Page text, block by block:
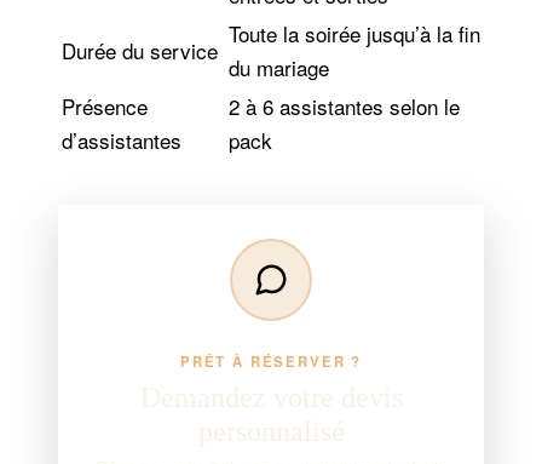
Durée du service
Toute la soirée jusqu’à la fin
du mariage
Présence
d’assistantes
2 à 6 assistantes selon le
pack
PRÊT À RÉSERVER ?
Demandez votre devis
personnalisé